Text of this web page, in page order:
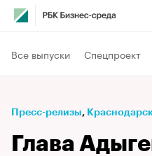
Все выпуски Спецпроект
Пресс-релизы⁠,
Глава